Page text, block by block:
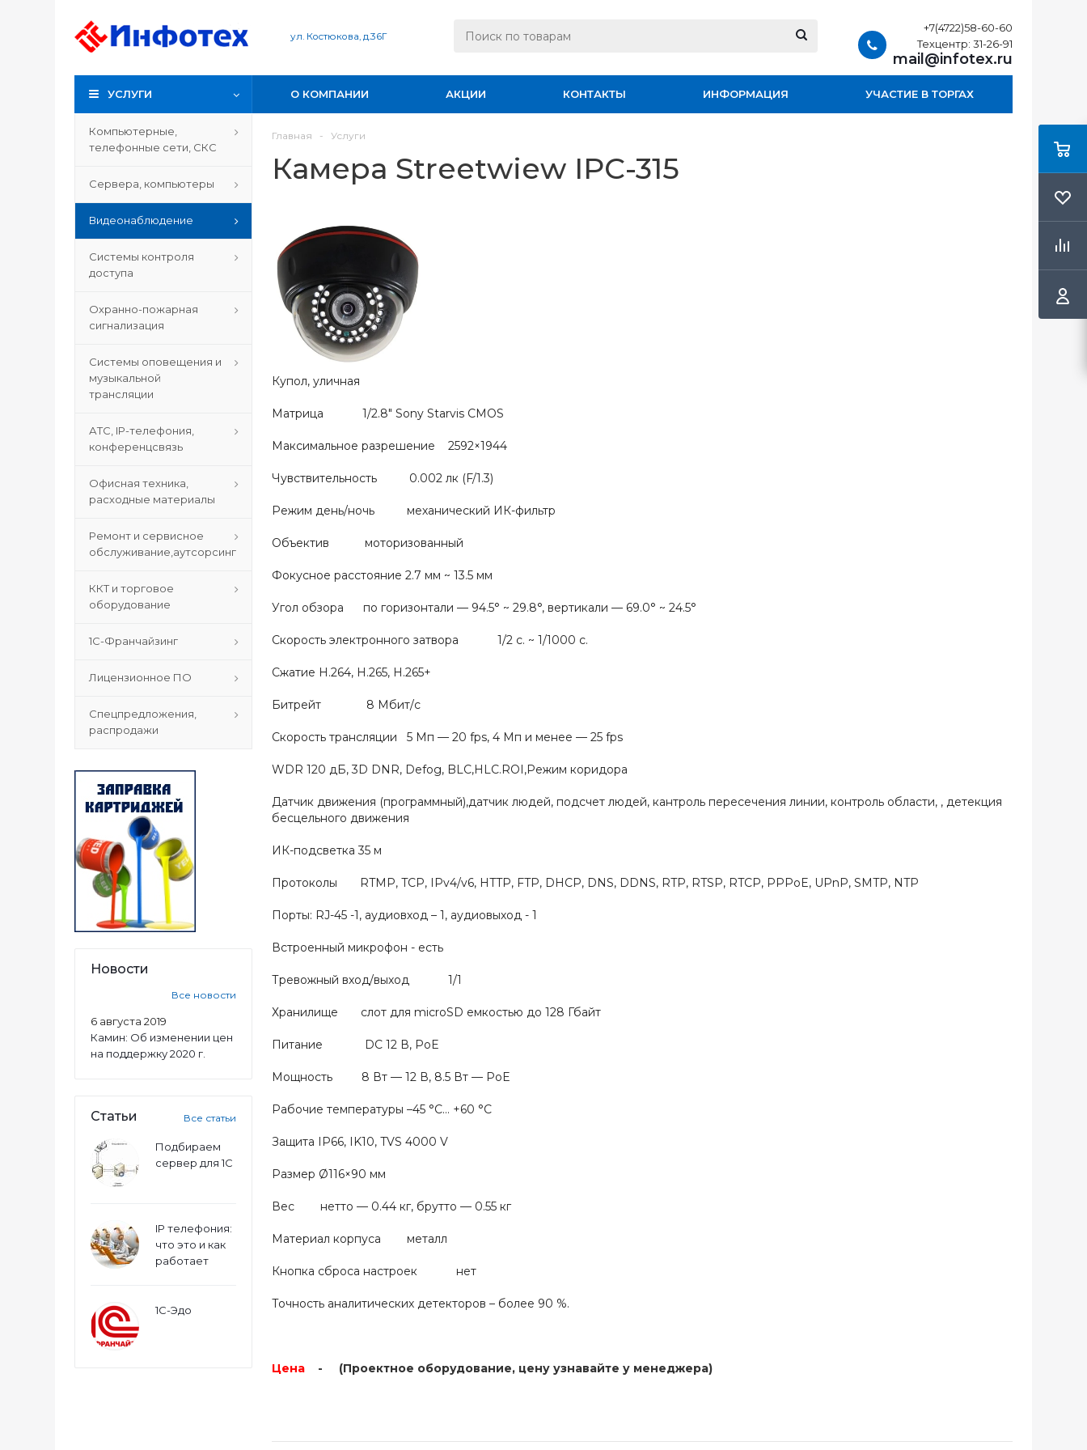
ул. Костюкова, д.36Г
+7(4722)58-60-60
Техцентр: 31-26-91
mail@infotex.ru
УСЛУГИ О КОМПАНИИ АКЦИИ КОНТАКТЫ ИНФОРМАЦИЯ УЧАСТИЕ В ТОРГАХ
Компьютерные,
телефонные сети, СКС
Сервера, компьютеры
Видеонаблюдение
Системы контроля
доступа
Охранно-пожарная
сигнализация
Системы оповещения и
музыкальной
трансляции
АТС, IP-телефония,
конференцсвязь
Офисная техника,
расходные материалы
Ремонт и сервисное
обслуживание,аутсорсинг
ККТ и торговое
оборудование
1С-Франчайзинг
Лицензионное ПО
Спецпредложения,
распродажи
Новости
Все новости
6 августа 2019
Камин: Об изменении цен
на поддержку 2020 г.
Статьи Все статьи
Подбираем
сервер для 1С
IP телефония:
что это и как
работает
1С-Эдо
Главная - Услуги
Камера Streetwiew IPC-315
Купол, уличная
Матрица 1/2.8" Sony Starvis CMOS
Максимальное разрешение 2592×1944
Чувствительность 0.002 лк (F/1.3)
Режим день/ночь механический ИК-фильтр
Объектив моторизованный
Фокусное расстояние 2.7 мм ~ 13.5 мм
Угол обзора по горизонтали — 94.5° ~ 29.8°, вертикали — 69.0° ~ 24.5°
Скорость электронного затвора 1/2 с. ~ 1/1000 с.
Сжатие H.264, H.265, H.265+
Битрейт 8 Мбит/с
Скорость трансляции 5 Мп — 20 fps, 4 Мп и менее — 25 fps
WDR 120 дБ, 3D DNR, Defog, BLC,HLC.ROI,Режим коридора
Датчик движения (программный),датчик людей, подсчет людей, кантроль пересечения линии, контроль области, , детекция
бесцельного движения
ИК-подсветка 35 м
Протоколы RTMP, TCP, IPv4/v6, HTTP, FTP, DHCP, DNS, DDNS, RTP, RTSP, RTCP, PPPoE, UPnP, SMTP, NTP
Порты: RJ-45 -1, аудиовход – 1, аудиовыход - 1
Встроенный микрофон - есть
Тревожный вход/выход 1/1
Хранилище слот для microSD емкостью до 128 Гбайт
Питание DC 12 В, PoE
Мощность 8 Вт — 12 В, 8.5 Вт — PoE
Рабочие температуры –45 °C… +60 °C
Защита IP66, IK10, TVS 4000 V
Размер Ø116×90 мм
Вес нетто — 0.44 кг, брутто — 0.55 кг
Материал корпуса металл
Кнопка сброса настроек нет
Точность аналитических детекторов – более 90 %.
Цена - (Проектное оборудование, цену узнавайте у менеджера)